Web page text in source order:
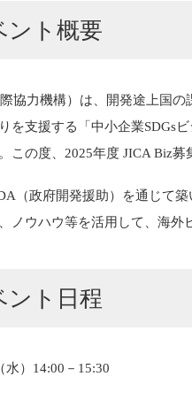
ント概要
協力機構）は、開発途上国
を支援する「中小企業SDGs
この度、2025年度 JICA Biz募
（政府開発援助）を通じて
ノウハウ等を活用して、海外
ント日程
水）14:00－15:30